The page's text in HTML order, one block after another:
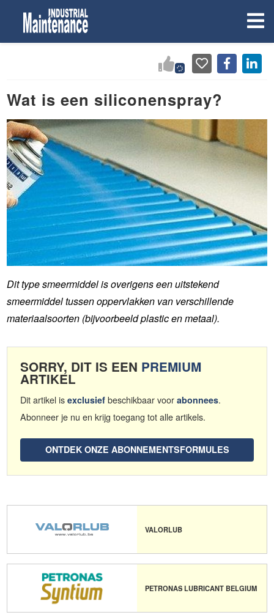
Wat is een siliconenspray?
Dit type smeermiddel is overigens een uitstekend
smeermiddel tussen oppervlakken van verschillende
materiaalsoorten (bijvoorbeeld plastic en metaal).
SORRY, DIT IS EEN PREMIUM
ARTIKEL
Dit artikel is exclusiefbeschikbaar voor abonnees.
Abonneer je nu en krijg toegang tot alle artikels.
ONTDEK ONZE ABONNEMENTSFORMULES
VALORLUB
PETRONAS LUBRICANT BELGIUM